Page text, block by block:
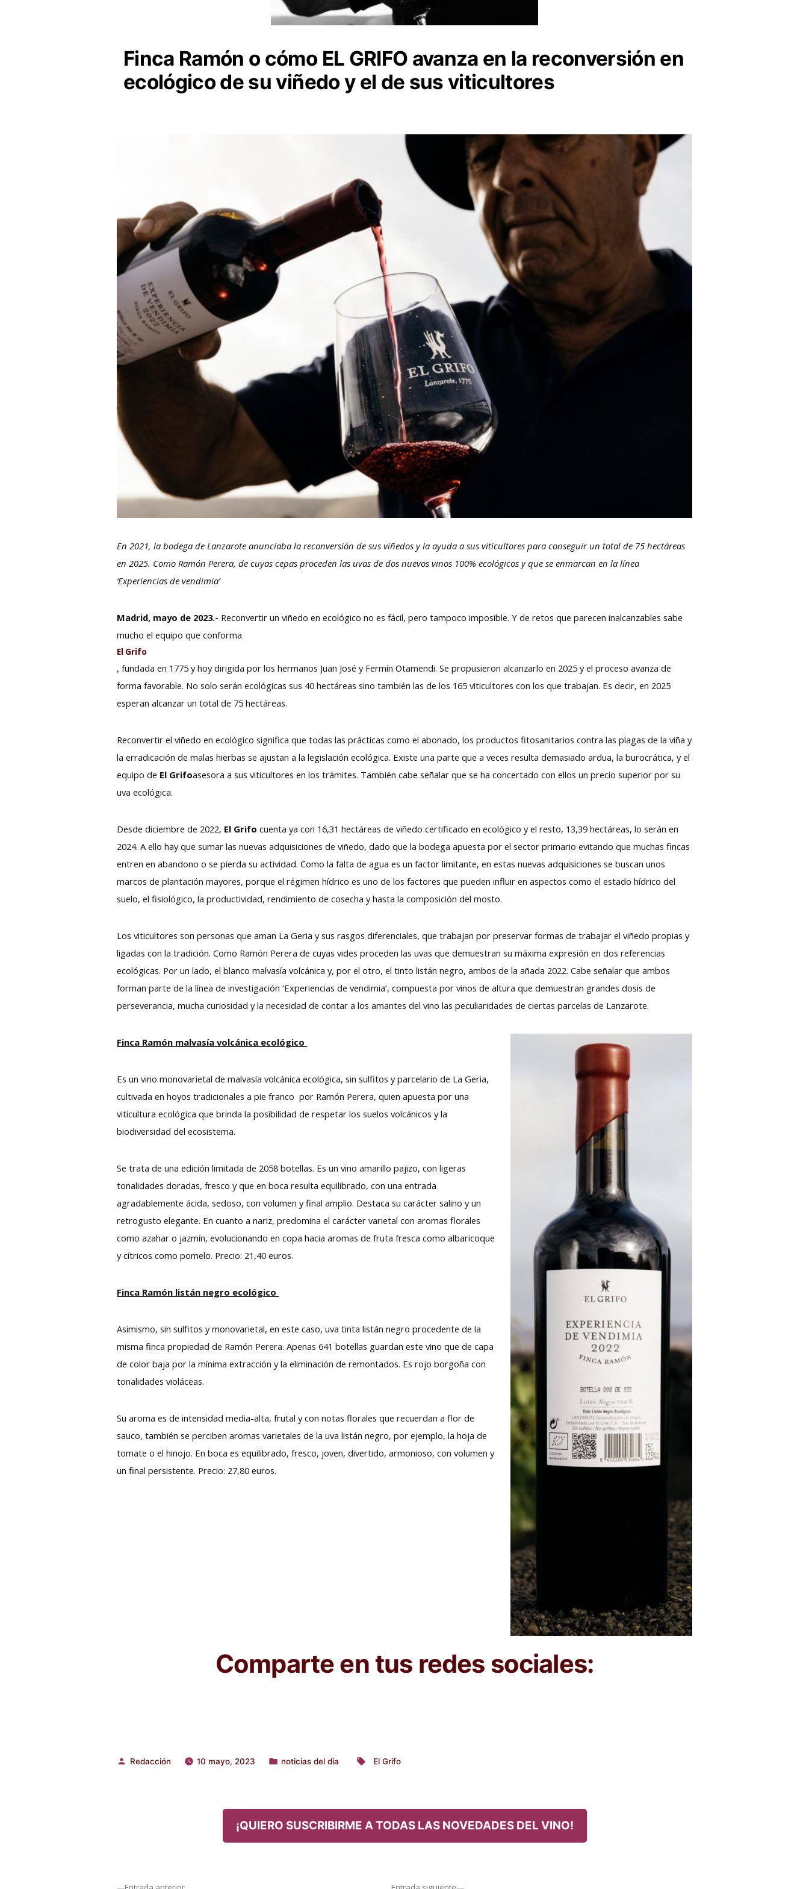
Finca Ramón o cómo EL GRIFO avanza en la reconversión en
ecológico de su viñedo y el de sus viticultores
En 2021, la bodega de Lanzarote anunciaba la reconversión de sus viñedos y la ayuda a sus viticultores para conseguir un total de 75 hectáreas
en 2025. Como Ramón Perera, de cuyas cepas proceden las uvas de dos nuevos vinos 100% ecológicos y que se enmarcan en la línea
‘Experiencias de vendimia’
Madrid, mayo de 2023.- Reconvertir un viñedo en ecológico no es fácil, pero tampoco imposible. Y de retos que parecen inalcanzables sabe
mucho el equipo que conforma
El Grifo
, fundada en 1775 y hoy dirigida por los hermanos Juan José y Fermín Otamendi. Se propusieron alcanzarlo en 2025 y el proceso avanza de
forma favorable. No solo serán ecológicas sus 40 hectáreas sino también las de los 165 viticultores con los que trabajan. Es decir, en 2025
esperan alcanzar un total de 75 hectáreas.
Reconvertir el viñedo en ecológico significa que todas las prácticas como el abonado, los productos fitosanitarios contra las plagas de la viña y
la erradicación de malas hierbas se ajustan a la legislación ecológica. Existe una parte que a veces resulta demasiado ardua, la burocrática, y el
equipo de El Grifoasesora a sus viticultores en los trámites. También cabe señalar que se ha concertado con ellos un precio superior por su
uva ecológica.
Desde diciembre de 2022, El Grifo cuenta ya con 16,31 hectáreas de viñedo certificado en ecológico y el resto, 13,39 hectáreas, lo serán en
2024. A ello hay que sumar las nuevas adquisiciones de viñedo, dado que la bodega apuesta por el sector primario evitando que muchas fincas
entren en abandono o se pierda su actividad. Como la falta de agua es un factor limitante, en estas nuevas adquisiciones se buscan unos
marcos de plantación mayores, porque el régimen hídrico es uno de los factores que pueden influir en aspectos como el estado hídrico del
suelo, el fisiológico, la productividad, rendimiento de cosecha y hasta la composición del mosto.
Los viticultores son personas que aman La Geria y sus rasgos diferenciales, que trabajan por preservar formas de trabajar el viñedo propias y
ligadas con la tradición. Como Ramón Perera de cuyas vides proceden las uvas que demuestran su máxima expresión en dos referencias
ecológicas. Por un lado, el blanco malvasía volcánica y, por el otro, el tinto listán negro, ambos de la añada 2022. Cabe señalar que ambos
forman parte de la línea de investigación ‘Experiencias de vendimia’, compuesta por vinos de altura que demuestran grandes dosis de
perseverancia, mucha curiosidad y la necesidad de contar a los amantes del vino las peculiaridades de ciertas parcelas de Lanzarote.
Finca Ramón malvasía volcánica ecológico
Es un vino monovarietal de malvasía volcánica ecológica, sin sulfitos y parcelario de La Geria,
cultivada en hoyos tradicionales a pie franco por Ramón Perera, quien apuesta por una
viticultura ecológica que brinda la posibilidad de respetar los suelos volcánicos y la
biodiversidad del ecosistema.
Se trata de una edición limitada de 2058 botellas. Es un vino amarillo pajizo, con ligeras
tonalidades doradas, fresco y que en boca resulta equilibrado, con una entrada
agradablemente ácida, sedoso, con volumen y final amplio. Destaca su carácter salino y un
retrogusto elegante. En cuanto a nariz, predomina el carácter varietal con aromas florales
como azahar o jazmín, evolucionando en copa hacia aromas de fruta fresca como albaricoque
y cítricos como pomelo. Precio: 21,40 euros.
Finca Ramón listán negro ecológico
Asimismo, sin sulfitos y monovarietal, en este caso, uva tinta listán negro procedente de la
misma finca propiedad de Ramón Perera. Apenas 641 botellas guardan este vino que de capa
de color baja por la mínima extracción y la eliminación de remontados. Es rojo borgoña con
tonalidades violáceas.
Su aroma es de intensidad media-alta, frutal y con notas florales que recuerdan a flor de
sauco, también se perciben aromas varietales de la uva listán negro, por ejemplo, la hoja de
tomate o el hinojo. En boca es equilibrado, fresco, joven, divertido, armonioso, con volumen y
un final persistente. Precio: 27,80 euros.
Comparte en tus redes sociales:
Publicado
Redacción 10 mayo, 2023
Publicado
noticias del dia
Etiquetas:
El Grifo
¡QUIERO SUSCRIBIRME A TODAS LAS NOVEDADES DEL VINO!
Entrada Entrada